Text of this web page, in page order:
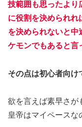
技範囲も思ったより
に役割を決められれ
を決められないと中
ケモンでもあると言
その点は初心者向け
欲を言えば素早さが
皇帝はマイペースな